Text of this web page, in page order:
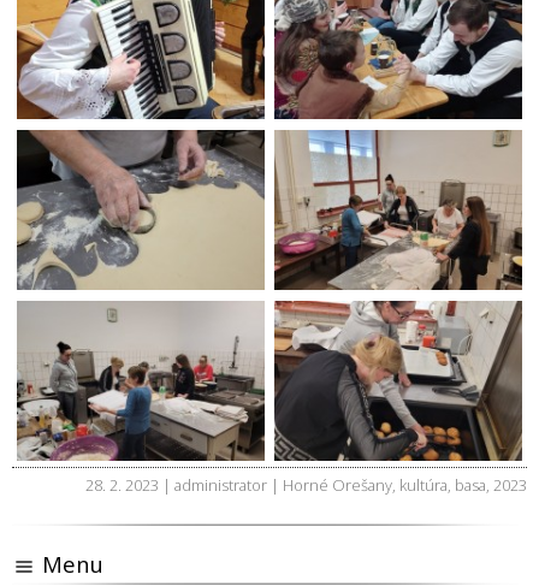
28. 2. 2023 | administrator | Horné Orešany, kultúra, basa, 2023
Menu